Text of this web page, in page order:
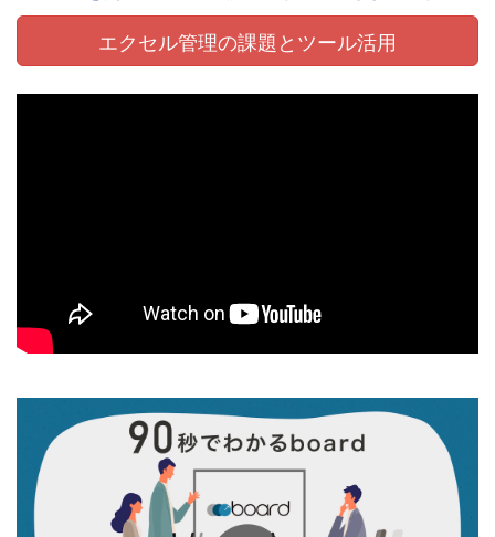
エクセル管理の課題とツール活用